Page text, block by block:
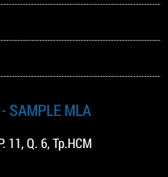
SAMPLE MLA
11, Q. 6, Tp.HCM